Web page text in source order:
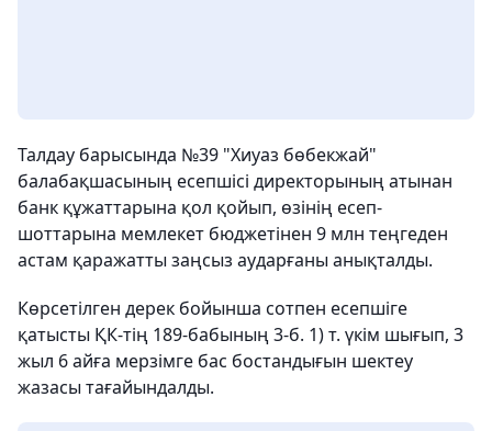
Талдау барысында №39 "Хиуаз бөбекжай"
балабақшасының есепшісі директорының атынан
банк құжаттарына қол қойып, өзінің есеп-
шоттарына мемлекет бюджетінен 9 млн теңгеден
астам қаражатты заңсыз аударғаны анықталды.
Көрсетілген дерек бойынша сотпен есепшіге
қатысты ҚК-тің 189-бабының 3-б. 1) т. үкім шығып, 3
жыл 6 айға мерзімге бас бостандығын шектеу
жазасы тағайындалды.